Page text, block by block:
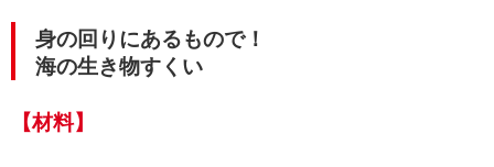
身の回りにあるもので！
海の生き物すくい
【材料】